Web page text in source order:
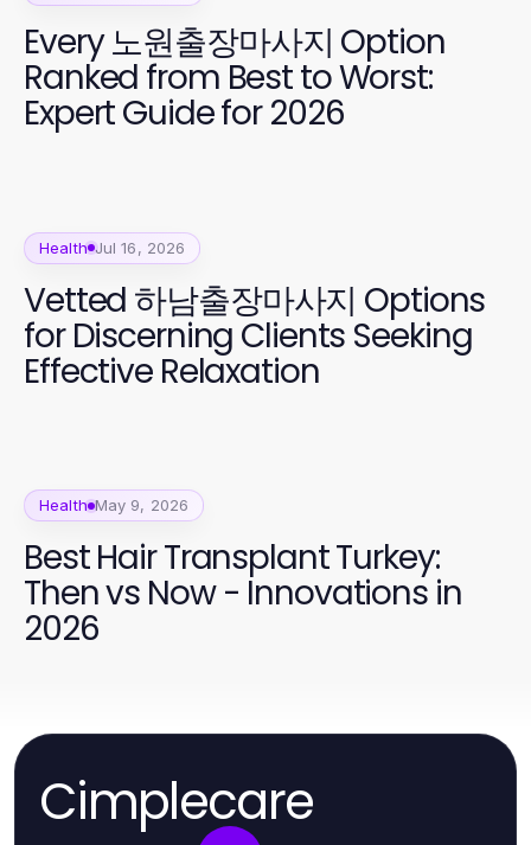
Every 노원출장마사지 Option
Ranked from Best to Worst:
Expert Guide for 2026
Health Jul 16, 2026
Vetted 하남출장마사지 Options
for Discerning Clients Seeking
Effective Relaxation
Health May 9, 2026
Best Hair Transplant Turkey:
Then vs Now - Innovations in
2026
Cimplecare